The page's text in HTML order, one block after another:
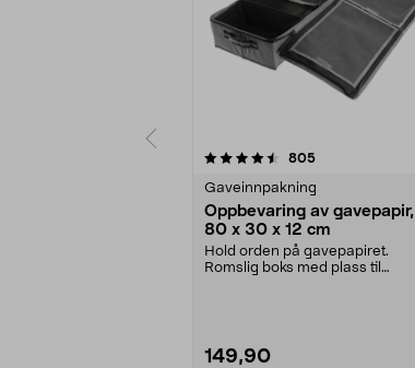
805anmeldelser
Gaveinnpakning
Oppbevaring av gavepapir,
80 x 30 x 12 cm
Hold orden på gavepapiret.
Romslig boks med plass til
149,90
4.5 av 5 stjerner